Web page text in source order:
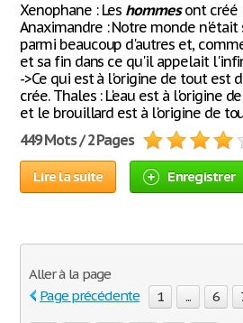
Xenophane : Les hommesont créé
Anaximandre : Notre monde
parmi beaucoup d'autres et,
et sa fin dans ce qu'il appelait
->Ce qui est à l'origine de tout est
crée. Thales : L'eau est à l'origine
et le brouillard est à l'origine de
449 Mots / 2 Pages
Lire la suite Enregistrer
Aller à la page
Page précédente
1 ... 6